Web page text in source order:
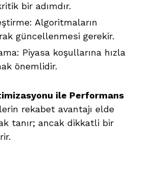
bir adımdır.
Algoritmaların
güncellenmesi gerekir.
Piyasa koşullarına hızla
önemlidir.
ile Performans
rekabet avantajı elde
tanır; ancak dikkatli bir